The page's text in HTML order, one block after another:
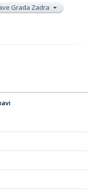
Grada Zadra